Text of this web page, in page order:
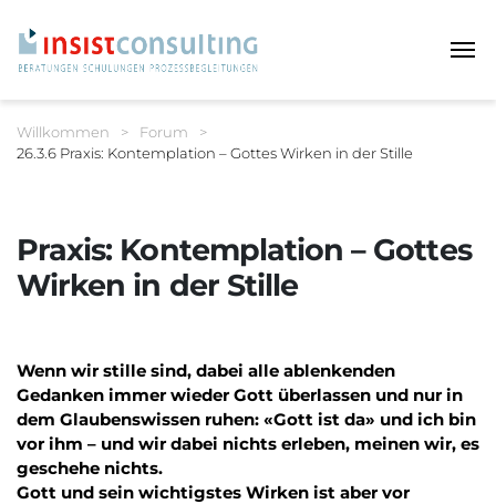
Sie befinden sich hier:
Willkommen > Forum
>
26.3.6 Praxis: Kontemplation – Gottes Wirken in der Stille
Praxis: Kontemplation – Gottes
Wirken in der Stille
Wenn wir stille sind, dabei alle ablenkenden
Gedanken immer wieder Gott überlassen und nur in
dem Glaubenswissen ruhen: «Gott ist da» und ich bin
vor ihm – und wir dabei nichts erleben, meinen wir, es
geschehe nichts.
Gott und sein wichtigstes Wirken ist aber vor